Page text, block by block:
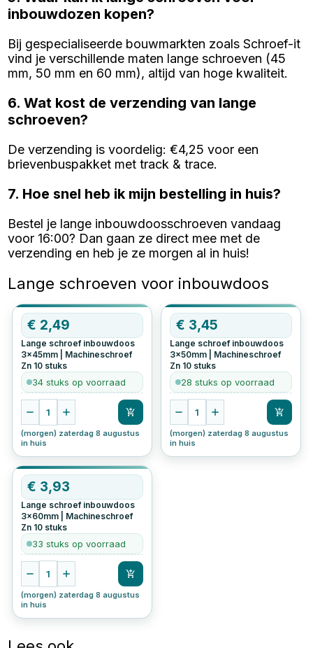
inbouwdozen kopen?
Bij gespecialiseerde bouwmarkten zoals Schroef-it
vind je verschillende maten lange schroeven (45
mm, 50 mm en 60 mm), altijd van hoge kwaliteit.
6. Wat kost de verzending van lange
schroeven?
De verzending is voordelig: €4,25 voor een
brievenbuspakket met track & trace.
7. Hoe snel heb ik mijn bestelling in huis?
Bestel je lange inbouwdoosschroeven vandaag
voor 16:00? Dan gaan ze direct mee met de
verzending en heb je ze morgen al in huis!
Lange schroeven voor inbouwdoos
€ 2,49
Lange schroef inbouwdoos
3x45mm | Machineschroef
Zn 10 stuks
34 stuks op voorraad
1
(morgen) zaterdag 8 augustus
in huis
€ 3,45
Lange schroef inbouwdoos
3x50mm | Machineschroef
Zn 10 stuks
28 stuks op voorraad
1
(morgen) zaterdag 8 augustus
in huis
€ 3,93
Lange schroef inbouwdoos
3x60mm | Machineschroef
Zn 10 stuks
33 stuks op voorraad
1
(morgen) zaterdag 8 augustus
in huis